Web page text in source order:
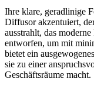
Ihre klare, geradlinige
Diffusor akzentuiert,
ausstrahlt, das
entworfen, um mit
bietet ein
sie zu einer
Geschäftsräume macht.